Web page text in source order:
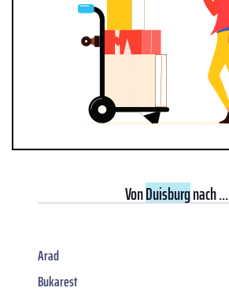
VonDuisburgnach ...
Arad
Bukarest